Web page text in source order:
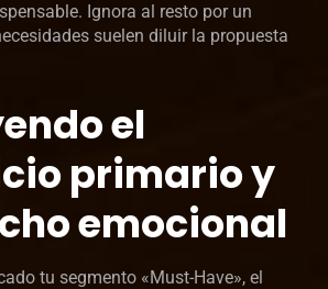
Ignora al resto por un
suelen diluir la propuesta
el
primario y
emocional
tu segmento «Must-Have», el